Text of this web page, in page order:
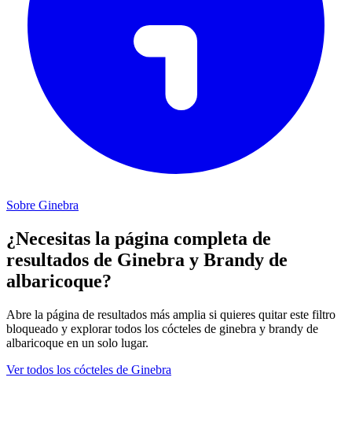
Sobre Ginebra
¿Necesitas la página completa de
resultados de Ginebra y Brandy de
albaricoque?
Abre la página de resultados más amplia si quieres quitar este filtro
bloqueado y explorar todos los cócteles de ginebra y brandy de
albaricoque en un solo lugar.
Ver todos los cócteles de Ginebra